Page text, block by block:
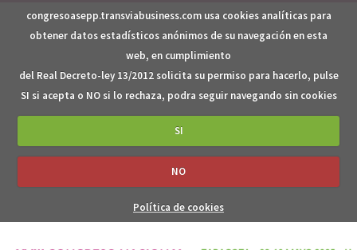
congresoasepp.transviabusiness.com usa cookies analíticas para
obtener datos estadísticos anónimos de su navegación en esta
web, en cumplimiento
del Real Decreto-ley 13/2012 solicita su permiso para hacerlo, pulse
SI si acepta o NO si lo rechaza, podra seguir navegando sin cookies
SI
NO
Política de cookies